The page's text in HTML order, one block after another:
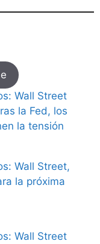
Wall Street
la Fed, los
la tensión
Wall Street,
la próxima
Wall Street